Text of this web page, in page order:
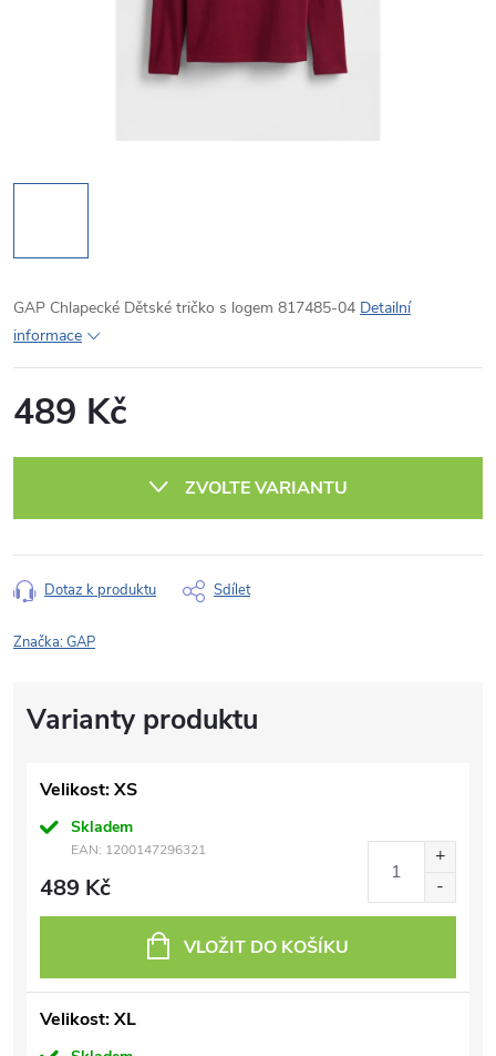
GAP Chlapecké Dětské tričko s logem 817485-04 Detailní
informace
489 Kč
ZVOLTE VARIANTU
Dotaz k produktu Sdílet
Značka:GAP
Velikost: XS
Skladem
EAN: 1200147296321
489 Kč
VLOŽIT DO KOŠÍKU
Velikost: XL